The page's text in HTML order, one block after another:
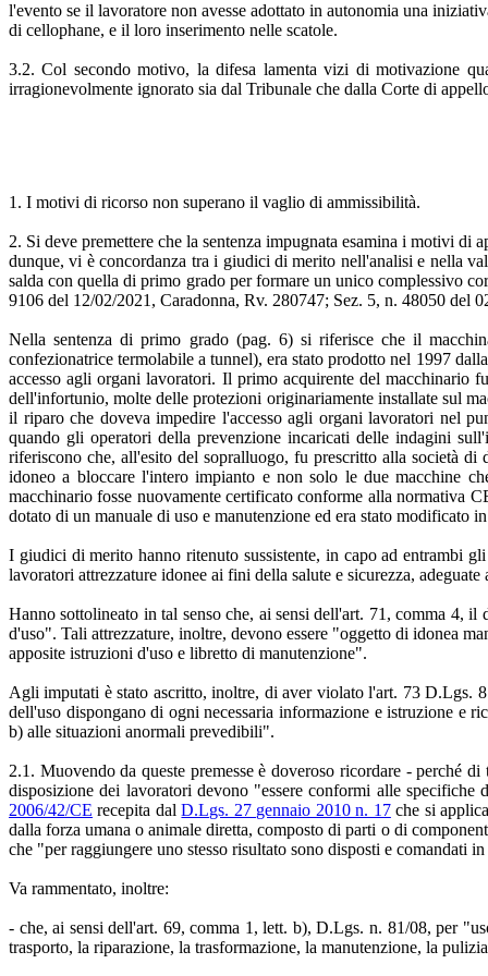
l'evento se il lavoratore non avesse adottato in autonomia una
di cellophane, e il loro inserimento nelle scatole.
3.2. Col secondo motivo, la difesa lamenta vizi di motivazione
irragionevolmente ignorato sia dal Tribunale che dalla Corte di
1. I motivi di ricorso non superano il vaglio di ammissibilità.
2. Si deve premettere che la sentenza impugnata esamina i motivi
dunque, vi è concordanza tra i giudici di merito nell'analisi e nella
salda con quella di primo grado per formare un unico complessivo
9106 del 12/02/2021, Caradonna, Rv. 280747; Sez. 5, n. 48050 del
Nella sentenza di primo grado (pag. 6) si riferisce che il
confezionatrice termolabile a tunnel), era stato prodotto nel 1997
accesso agli organi lavoratori. Il primo acquirente del
dell'infortunio, molte delle protezioni originariamente installate sul
il riparo che doveva impedire l'accesso agli organi lavoratori nel
quando gli operatori della prevenzione incaricati delle indagini
riferiscono che, all'esito del sopralluogo, fu prescritto alla società
idoneo a bloccare l'intero impianto e non solo le due macchine
macchinario fosse nuovamente certificato conforme alla normativa
dotato di un manuale di uso e manutenzione ed era stato modificato
I giudici di merito hanno ritenuto sussistente, in capo ad entrambi
lavoratori attrezzature idonee ai fini della salute e sicurezza,
Hanno sottolineato in tal senso che, ai sensi dell'art. 71, comma 4,
d'uso". Tali attrezzature, inoltre, devono essere "oggetto di idonea
apposite istruzioni d'uso e libretto di manutenzione".
Agli imputati è stato ascritto, inoltre, di aver violato l'art. 73 D.Lgs.
dell'uso dispongano di ogni necessaria informazione e istruzione e
b) alle situazioni anormali prevedibili".
2.1. Muovendo da queste premesse è doveroso ricordare - perché
disposizione dei lavoratori devono "essere conformi alle
2006/42/CE recepita dalD.Lgs. 27 gennaio 2010 n. 17che si
dalla forza umana o animale diretta, composto di parti o di
che "per raggiungere uno stesso risultato sono disposti e comandati
Va rammentato, inoltre:
- che, ai sensi dell'art. 69, comma 1, lett. b), D.Lgs. n. 81/08, per
trasporto, la riparazione, la trasformazione, la manutenzione, la